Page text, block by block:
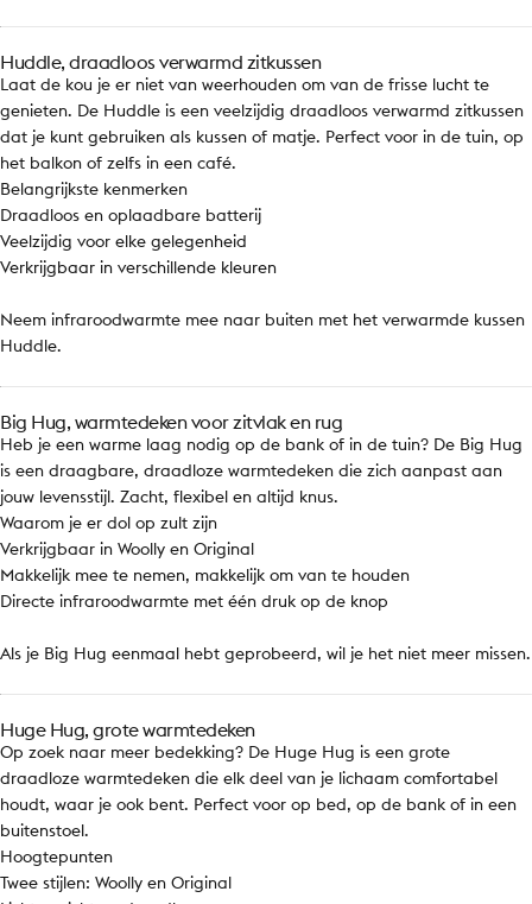
Huddle, draadloos verwarmd zitkussen
Laat de kou je er niet van weerhouden om van de frisse lucht te
genieten. De Huddle is een veelzijdig draadloos verwarmd zitkussen
dat je kunt gebruiken als kussen of matje. Perfect voor in de tuin, op
het balkon of zelfs in een café.
Belangrijkste kenmerken
Draadloos en oplaadbare batterij
Veelzijdig voor elke gelegenheid
Verkrijgbaar in verschillende kleuren
Neem infraroodwarmte mee naar buiten met het verwarmde kussen
Huddle.
Big Hug, warmtedeken voor zitvlak en rug
Heb je een warme laag nodig op de bank of in de tuin? De Big Hug
is een draagbare, draadloze warmtedeken die zich aanpast aan
jouw levensstijl. Zacht, flexibel en altijd knus.
Waarom je er dol op zult zijn
Verkrijgbaar in Woolly en Original
Makkelijk mee te nemen, makkelijk om van te houden
Directe infraroodwarmte met één druk op de knop
Als je Big Hug eenmaal hebt geprobeerd, wil je het niet meer missen.
Huge Hug, grote warmtedeken
Op zoek naar meer bedekking? De Huge Hug is een grote
draadloze warmtedeken die elk deel van je lichaam comfortabel
houdt, waar je ook bent. Perfect voor op bed, op de bank of in een
buitenstoel.
Hoogtepunten
Twee stijlen: Woolly en Original